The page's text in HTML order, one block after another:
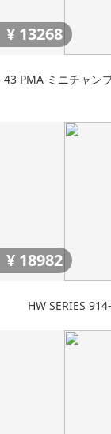
¥ 13268
43 PMA ミニチャン
¥ 18982
HW SERIES